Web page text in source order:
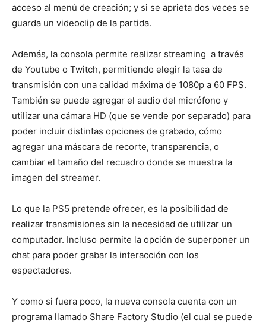
acceso al menú de creación; y si se aprieta dos veces se
guarda un videoclip de la partida.
Además, la consola permite realizar streaming a través
de Youtube o Twitch, permitiendo elegir la tasa de
transmisión con una calidad máxima de 1080p a 60 FPS.
También se puede agregar el audio del micrófono y
utilizar una cámara HD (que se vende por separado) para
poder incluir distintas opciones de grabado, cómo
agregar una máscara de recorte, transparencia, o
cambiar el tamaño del recuadro donde se muestra la
imagen del streamer.
Lo que la PS5 pretende ofrecer, es la posibilidad de
realizar transmisiones sin la necesidad de utilizar un
computador. Incluso permite la opción de superponer un
chat para poder grabar la interacción con los
espectadores.
Y como si fuera poco, la nueva consola cuenta con un
programa llamado Share Factory Studio (el cual se puede